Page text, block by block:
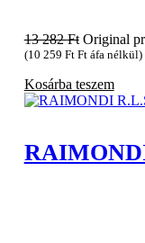
13 282Ft Original
(10 259 FtFt áfa nélkül)
Kosárba teszem
RAIMONDI